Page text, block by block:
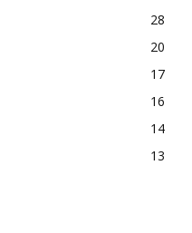
28
20
17
16
14
13